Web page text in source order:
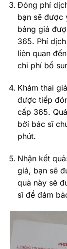
Đóng phí
bạn sẽ được
bảng giá
365. Phí
liên quan
chi phí bổ
Khám thai
được tiếp
cấp 365.
bởi bác sĩ
phút.
Nhận kết
giả, bạn sẽ
quả này sẽ
sĩ để đảm